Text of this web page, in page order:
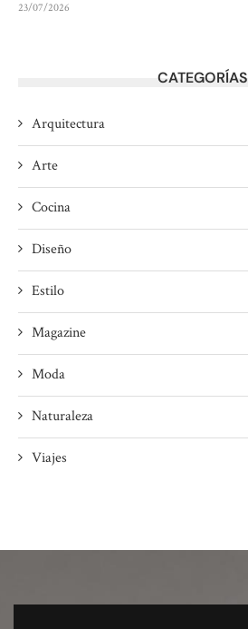
23/07/2026
CATEGORÍAS
Arquitectura
Arte
Cocina
Diseño
Estilo
Magazine
Moda
Naturaleza
Viajes